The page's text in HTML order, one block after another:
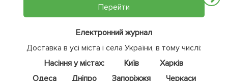
Перейти
Електронний журнал
Доставка в усі міста і села України, в тому числі:
Насіння у містах:
Київ
Харків
Одеса
Дніпро Запоріжжя
Черкаси